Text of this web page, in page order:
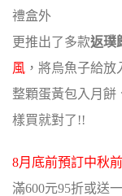
禮盒外
更推出了多款返璞
風 ，將烏魚子給放
整顆蛋黃包入月餅
樣買就對了!!
8月底前預訂中秋
滿600元95折或送